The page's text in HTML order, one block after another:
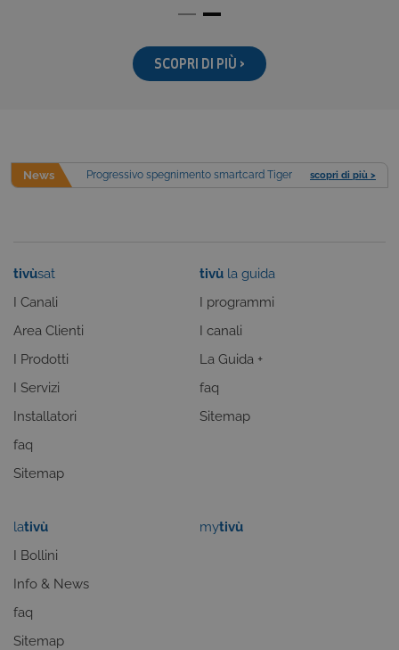
SCOPRI DI PIÙ >
News Progressivo spegnimento smartcard Tiger scopri di più >
tivùsat
I Canali
Area Clienti
I Prodotti
I Servizi
Installatori
faq
Sitemap
tivù la guida
I programmi
I canali
La Guida +
faq
Sitemap
lativù
I Bollini
Info & News
faq
Sitemap
mytivù
CookieConsentPolicy
areaclienti.tivusat.tv
c$CookieConsentPolicy
VISITOR_PRIVACY_METADATA
YouTube
Google Privacy Policy